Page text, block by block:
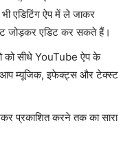
एडिटिंग ऐप में ले जाकर
जोड़कर एडिट कर सकते हैं।
को सीधे YouTube ऐप के
म्यूजिक, इफेक्ट्स और टेक्स्ट
प्रकाशित करने तक का सारा